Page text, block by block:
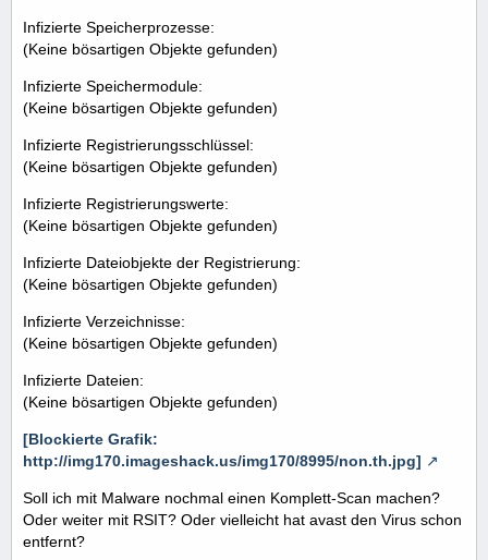
Infizierte Speicherprozesse:
(Keine bösartigen Objekte gefunden)
Infizierte Speichermodule:
(Keine bösartigen Objekte gefunden)
Infizierte Registrierungsschlüssel:
(Keine bösartigen Objekte gefunden)
Infizierte Registrierungswerte:
(Keine bösartigen Objekte gefunden)
Infizierte Dateiobjekte der Registrierung:
(Keine bösartigen Objekte gefunden)
Infizierte Verzeichnisse:
(Keine bösartigen Objekte gefunden)
Infizierte Dateien:
(Keine bösartigen Objekte gefunden)
[Blockierte Grafik:
http://img170.imageshack.us/img170/8995/non.th.jpg]
Soll ich mit Malware nochmal einen Komplett-Scan machen?
Oder weiter mit RSIT? Oder vielleicht hat avast den Virus schon
entfernt?